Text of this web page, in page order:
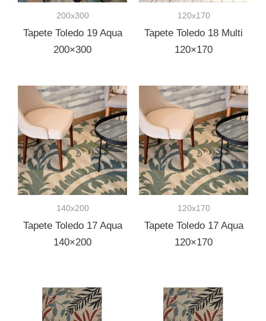
200x300
Tapete Toledo 19 Aqua
200×300
120x170
Tapete Toledo 18 Multi
120×170
140x200
Tapete Toledo 17 Aqua
140×200
120x170
Tapete Toledo 17 Aqua
120×170